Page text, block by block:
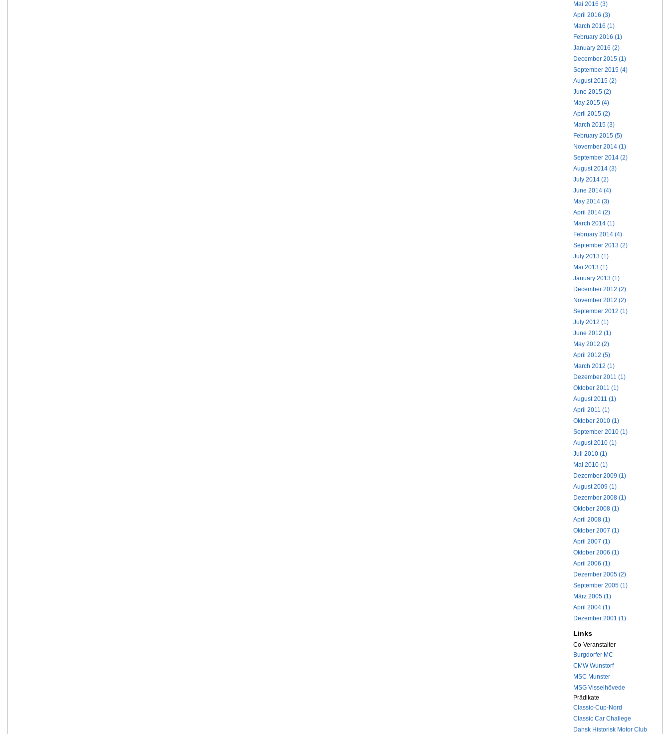
Mai 2016 (3)
April 2016 (3)
March 2016 (1)
February 2016 (1)
January 2016 (2)
December 2015 (1)
September 2015 (4)
August 2015 (2)
June 2015 (2)
May 2015 (4)
April 2015 (2)
March 2015 (3)
February 2015 (5)
November 2014 (1)
September 2014 (2)
August 2014 (3)
July 2014 (2)
June 2014 (4)
May 2014 (3)
April 2014 (2)
March 2014 (1)
February 2014 (4)
September 2013 (2)
July 2013 (1)
Mai 2013 (1)
January 2013 (1)
December 2012 (2)
November 2012 (2)
September 2012 (1)
July 2012 (1)
June 2012 (1)
May 2012 (2)
April 2012 (5)
March 2012 (1)
Dezember 2011 (1)
Oktober 2011 (1)
August 2011 (1)
April 2011 (1)
Oktober 2010 (1)
September 2010 (1)
August 2010 (1)
Juli 2010 (1)
Mai 2010 (1)
Dezember 2009 (1)
August 2009 (1)
Dezember 2008 (1)
Oktober 2008 (1)
April 2008 (1)
Oktober 2007 (1)
April 2007 (1)
Oktober 2006 (1)
April 2006 (1)
Dezember 2005 (2)
September 2005 (1)
März 2005 (1)
April 2004 (1)
Dezember 2001 (1)
Links
Co-Veranstalter
Burgdorfer MC
CMW Wunstorf
MSC Munster
MSG Visselhövede
Prädikate
Classic-Cup-Nord
Classic Car Challege
Dansk Historisk Motor Club